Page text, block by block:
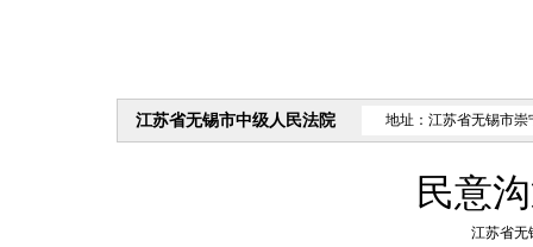
江苏省无锡市中级人民法院 地址：江苏省无锡市崇
民意
江苏省无